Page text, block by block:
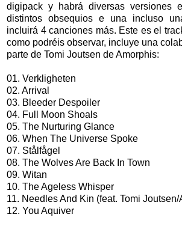
digipack y habrá diversas versiones
distintos obsequios e una incluso
incluirá 4 canciones más. Este es el
como podréis observar, incluye una
parte de Tomi Joutsen de Amorphis:
01. Verkligheten
02. Arrival
03. Bleeder Despoiler
04. Full Moon Shoals
05. The Nurturing Glance
06. When The Universe Spoke
07. Stålfågel
08. The Wolves Are Back In Town
09. Witan
10. The Ageless Whisper
11. Needles And Kin (feat. Tomi
12. You Aquiver